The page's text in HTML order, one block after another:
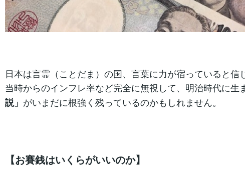
日本は言霊（ことだま）の国、言葉に力が宿っていると信
当時からのインフレ率など完全に無視して、明治時代に生
説」 がいまだに根強く残っているのかもしれません。
【お賽銭はいくらがいいのか】